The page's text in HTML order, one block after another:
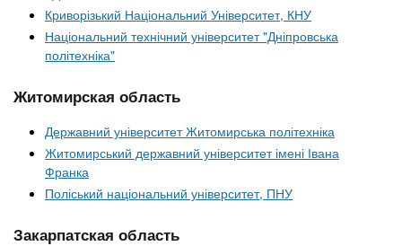
Криворізький Національний Університет, КНУ
Національний технічний університет "Дніпровська
політехніка"
Житомирская область
Державний університет Житомирська політехніка
Житомирський державний університет імені Івана
Франка
Поліський національний університет, ПНУ
Закарпатская область